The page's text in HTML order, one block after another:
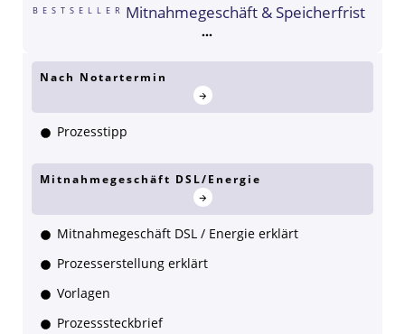
BESTSELLER Mitnahmegeschäft & Speicherfrist
Nach Notartermin
Prozesstipp
Mitnahmegeschäft DSL/Energie
Mitnahmegeschäft DSL / Energie erklärt
Prozesserstellung erklärt
Vorlagen
Prozesssteckbrief